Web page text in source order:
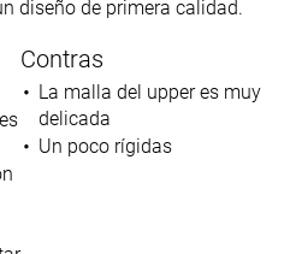
diseño de primera calidad.
Contras
La malla del upper es muy
delicada
Un poco rígidas